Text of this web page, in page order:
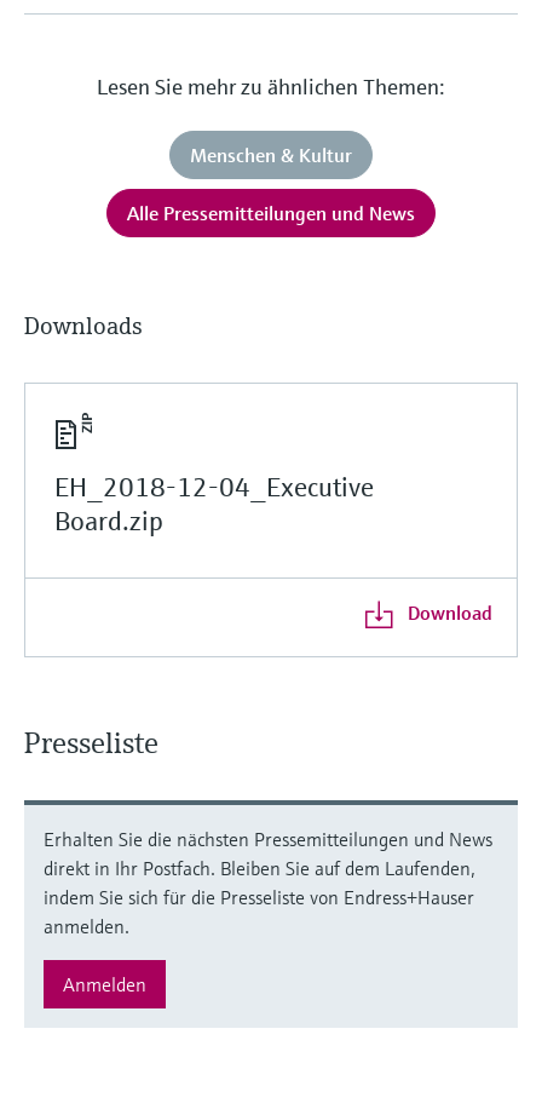
Lesen Sie mehr zu ähnlichen Themen:
Menschen & Kultur
Alle Pressemitteilungen und News
Downloads
EH_2018-12-04_Executive
Board.zip
Download
Presseliste
Erhalten Sie die nächsten Pressemitteilungen und News
direkt in Ihr Postfach. Bleiben Sie auf dem Laufenden,
indem Sie sich für die Presseliste von Endress+Hauser
anmelden.
Anmelden